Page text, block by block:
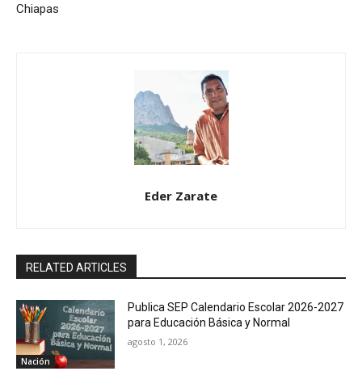
Chiapas
Eder Zarate
RELATED ARTICLES
Nación
Publica SEP Calendario Escolar 2026-2027
para Educación Básica y Normal
agosto 1, 2026